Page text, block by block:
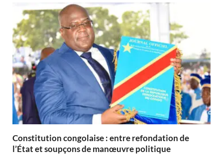
Constitution congolaise : entre refondation de
l’État et soupçons de manœuvre politique